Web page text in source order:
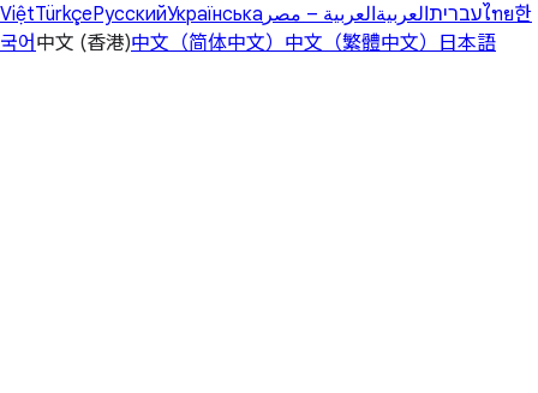
ViệtTürkçeРусскийУкраїнська עבריתالعربيةالعربية – مصر ไทย한
국어 中文 (香港)中文（简体中文） 中文（繁體中文） 日本語